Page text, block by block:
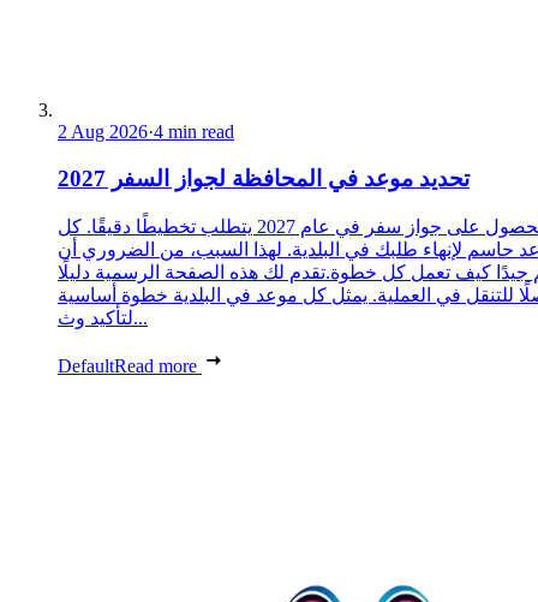
2 Aug 2026·4 min read
تحديد موعد في المحافظة لجواز السفر 2027
الحصول على جواز سفر في عام 2027 يتطلب تخطيطًا دقيقًا. كل
حاسم لإنهاء طلبك في البلدية. لهذا السبب، من الضروري أن
جيدًا كيف تعمل كل خطوة.تقدم لك هذه الصفحة الرسمية دليلًا
للتنقل في العملية. يمثل كل موعد في البلدية خطوة أساسية
لتأكيد وث...
DefaultRead more